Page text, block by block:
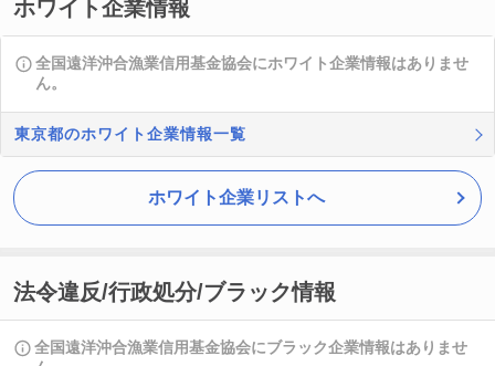
ホワイト企業情報
全国遠洋沖合漁業信用基金協会にホワイト企業情報はありませ
ん。
東京都のホワイト企業情報一覧
ホワイト企業リストへ
法令違反/行政処分/ブラック情報
全国遠洋沖合漁業信用基金協会にブラック企業情報はありませ